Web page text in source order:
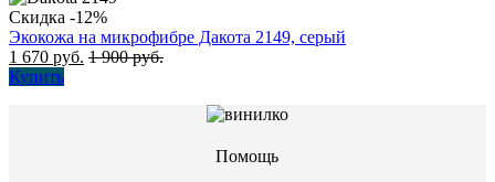
Скидка -12%
Экокожа на микрофибре Дакота 2149, серый
1 670 руб. 1 900руб.
Купить
Помощь